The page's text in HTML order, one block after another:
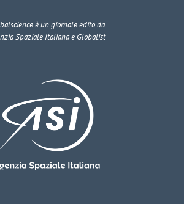
è un giornale edito da
Spaziale Italiana e Globalist